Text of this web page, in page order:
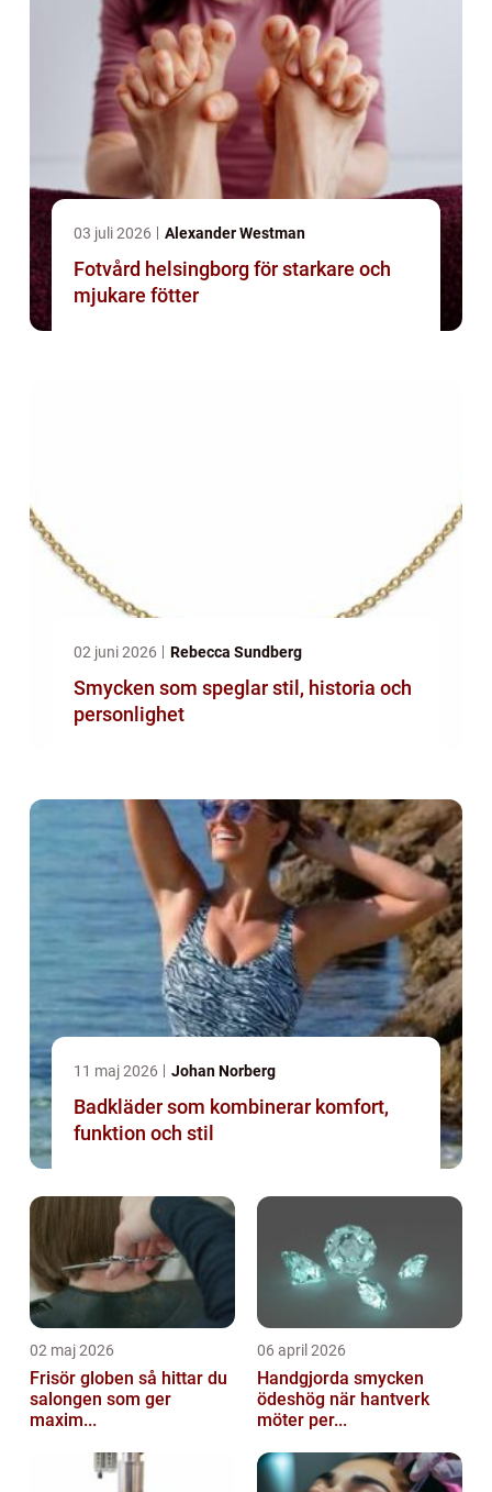
03 juli 2026 Alexander Westman
Fotvård helsingborg för starkare och
mjukare fötter
02 juni 2026 Rebecca Sundberg
Smycken som speglar stil, historia och
personlighet
11 maj 2026 Johan Norberg
Badkläder som kombinerar komfort,
funktion och stil
02 maj 2026
Frisör globen så hittar du
salongen som ger
maxim...
06 april 2026
Handgjorda smycken
ödeshög när hantverk
möter per...